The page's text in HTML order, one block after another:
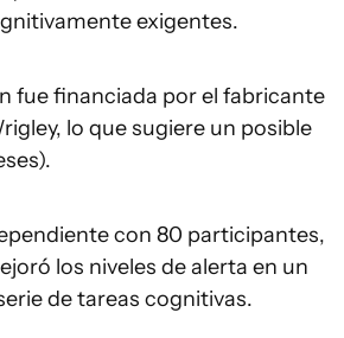
exigentes.
fue financiada por el fabricante
lo que sugiere un posible
con 80 participantes,
los niveles de alerta en un
de tareas cognitivas.